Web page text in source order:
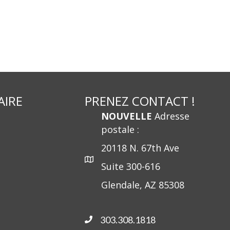
PRENEZ CONTACT !
NOUVELLE Adresse
postale :
20118 N. 67th Ave
Suite 300-616
Glendale, AZ 85308
303.308.1818